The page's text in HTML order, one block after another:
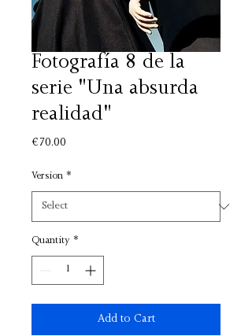
Fotografía 8 de la
serie "Una absurda
realidad"
€70.00
Version *
Quantity *
Add to Cart